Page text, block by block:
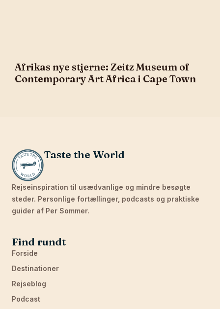
Afrikas nye stjerne: Zeitz Museum of
Contemporary Art Africa i Cape Town
Taste the World
Rejseinspiration til usædvanlige og mindre besøgte
steder. Personlige fortællinger, podcasts og praktiske
guider af Per Sommer.
Find rundt
Forside
Destinationer
Rejseblog
Podcast